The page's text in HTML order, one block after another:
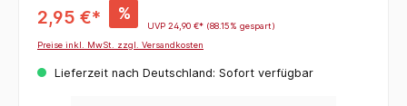
2,95 €* %
UVP 24,90 €* (88.15% gespart)
Preise inkl. MwSt. zzgl. Versandkosten
Lieferzeit nach Deutschland: Sofort verfügbar